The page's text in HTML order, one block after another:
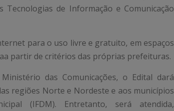
de Informação e Comunicação
para o uso livre e gratuito, em espaços
partir de critérios das próprias prefeituras.
das Comunicações, o Edital dará
regiões Norte e Nordeste e aos municípios
(IFDM). Entretanto, será atendida,